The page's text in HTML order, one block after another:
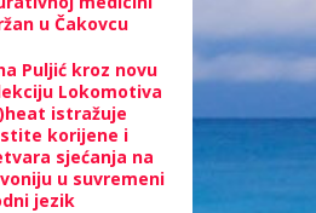
u Čakovcu
Puljić kroz novu
Lokomotiva
istražuje
korijene i
sjećanja na
u suvremeni
jezik